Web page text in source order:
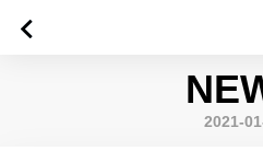
2021-